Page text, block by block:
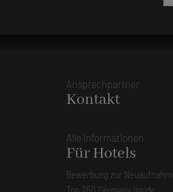
Ansprechpartner
Kontakt
Alle Informationen
Für Hotels
Bewerbung zur